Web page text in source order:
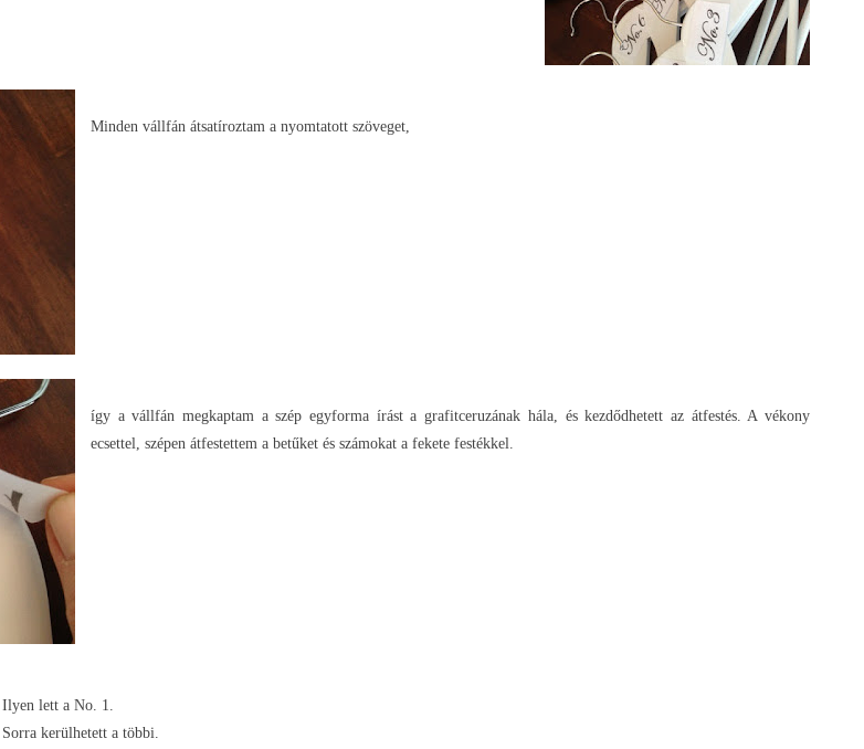
Minden vállfán átsatíroztam a nyomtatott szöveget,
így a vállfán megkaptam a szép egyforma írást a grafitceruzának hála, és kezdődhetett az átfestés. A vékony
ecsettel, szépen átfestettem a betűket és számokat a fekete festékkel.
Ilyen lett a No. 1.
Sorra kerülhetett a többi.